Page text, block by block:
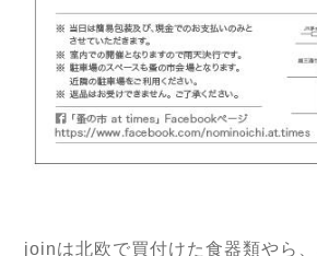
joinは北欧で買付けた食器類やら